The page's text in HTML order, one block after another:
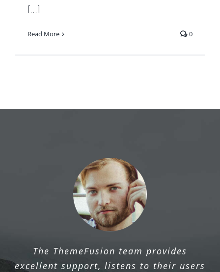
Read More 0
The ThemeFusion team provides
excellent support, listens to their users